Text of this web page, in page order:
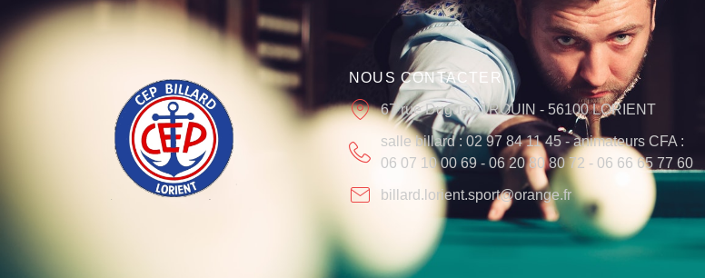
NOUS CONTACTER
67 rue Duguay TROUIN - 56100 LORIENT
salle billard : 02 97 84 11 45 - animateurs CFA :
06 07 10 00 69 - 06 20 80 80 72 - 06 66 65 77 60
billard.lorient.sport@orange.fr